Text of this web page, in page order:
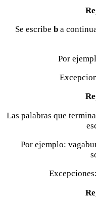
Se escribe ba
Por
Las palabras que
Por ejemplo: